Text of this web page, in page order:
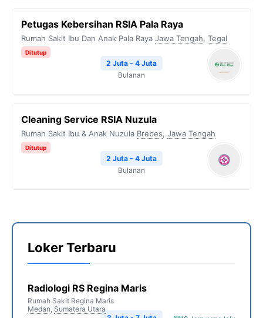
Petugas Kebersihan RSIA Pala Raya
Rumah Sakit Ibu Dan Anak Pala Raya Jawa Tengah, Tegal
Ditutup
2 Juta - 4 Juta
Bulanan
Cleaning Service RSIA Nuzula
Rumah Sakit Ibu & Anak Nuzula Brebes, Jawa Tengah
Ditutup
2 Juta - 4 Juta
Bulanan
Loker Terbaru
Radiologi RS Regina Maris
Rumah Sakit Regina Maris
Medan, Sumatera Utara